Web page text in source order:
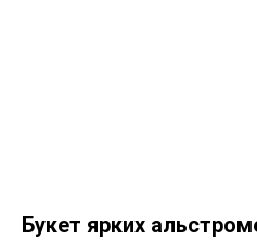
Букет ярких